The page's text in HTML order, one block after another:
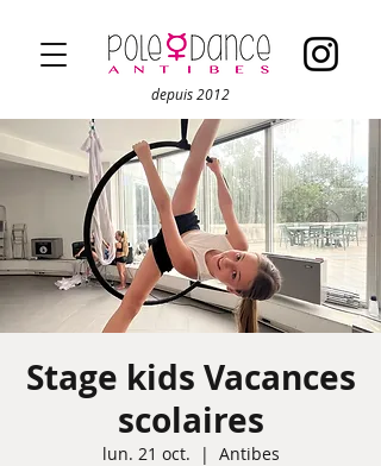
depuis 2012
Stage kids Vacances
scolaires
lun. 21 oct.
  |
Antibes